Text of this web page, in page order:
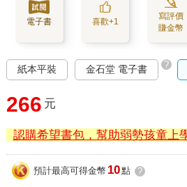
電子書 喜歡+1
寫評價
賺金幣
紙本平裝 金石堂 電子書 ?
266 元
認購希望書包，幫助弱勢孩童上
預計最高可得金幣 10點 ?